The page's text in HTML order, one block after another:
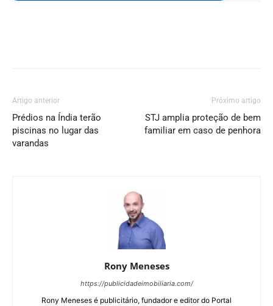
Artigo anterior
Prédios na Índia terão
piscinas no lugar das
varandas
Próximo artigo
STJ amplia proteção de bem
familiar em caso de penhora
Rony Meneses
https://publicidadeimobiliaria.com/
Rony Meneses é publicitário, fundador e editor do Portal